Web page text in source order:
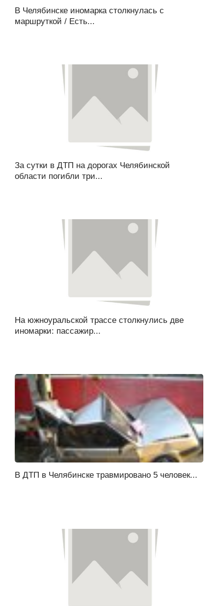
В Челябинске иномарка столкнулась с
маршруткой / Есть...
За сутки в ДТП на дорогах Челябинской
области погибли три...
На южноуральской трассе столкнулись две
иномарки: пассажир...
В ДТП в Челябинске травмировано 5 человек...